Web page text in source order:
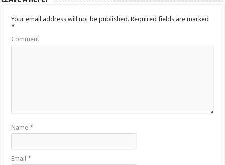
Your email address will not be published. Required fields are marked
*
Comment
Name*
Email*